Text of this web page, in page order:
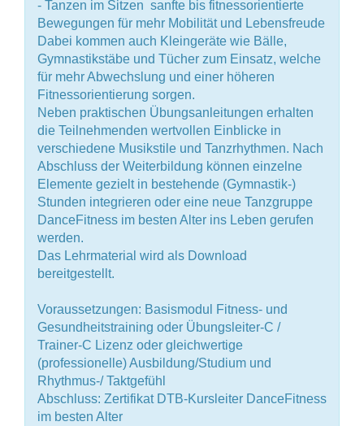
- Tanzen im Sitzen  sanfte bis fitnessorientierte
Bewegungen für mehr Mobilität und Lebensfreude
Dabei kommen auch Kleingeräte wie Bälle,
Gymnastikstäbe und Tücher zum Einsatz, welche
für mehr Abwechslung und einer höheren
Fitnessorientierung sorgen.
Neben praktischen Übungsanleitungen erhalten
die Teilnehmenden wertvollen Einblicke in
verschiedene Musikstile und Tanzrhythmen. Nach
Abschluss der Weiterbildung können einzelne
Elemente gezielt in bestehende (Gymnastik-)
Stunden integrieren oder eine neue Tanzgruppe
DanceFitness im besten Alter ins Leben gerufen
werden.
Das Lehrmaterial wird als Download
bereitgestellt.
Voraussetzungen: Basismodul Fitness- und
Gesundheitstraining oder Übungsleiter-C /
Trainer-C Lizenz oder gleichwertige
(professionelle) Ausbildung/Studium und
Rhythmus-/ Taktgefühl
Abschluss: Zertifikat DTB-Kursleiter DanceFitness
im besten Alter